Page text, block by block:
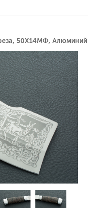
50Х14МФ, Алюминий